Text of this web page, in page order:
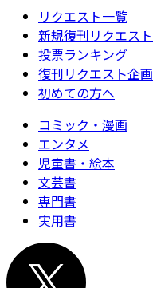
リクエスト一覧
新規復刊リクエスト
投票ランキング
復刊リクエスト企画
初めての方へ
コミック・漫画
エンタメ
児童書・絵本
文芸書
専門書
実用書